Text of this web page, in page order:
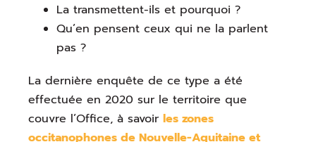
La transmettent-ils et pourquoi ?
Qu’en pensent ceux qui ne la parlent
pas ?
La dernière enquête de ce type a été
effectuée en 2020 sur le territoire que
couvre l’Office, à savoir les zones
occitanophones de Nouvelle-Aquitaine et